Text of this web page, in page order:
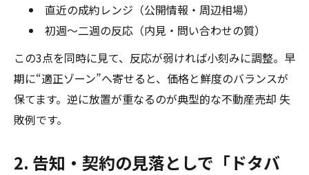
直近の成約レンジ（公開情報・周辺相場）
初週〜二週の反応（内見・問い合わせの質）
この3点を同時に見て、反応が弱ければ小刻みに調整。早
期に“適正ゾーン”へ寄せると、価格と鮮度のバランスが
保てます。逆に放置が重なるのが典型的な不動産売却 失
敗例です。
2. 告知・契約の見落としで「ドタバ